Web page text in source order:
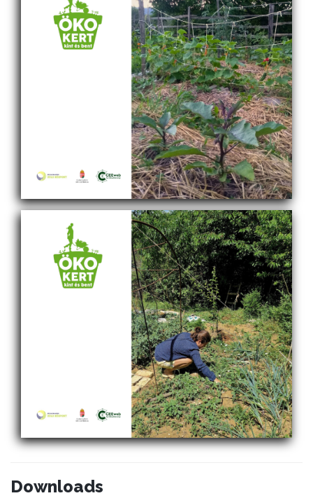
Downloads